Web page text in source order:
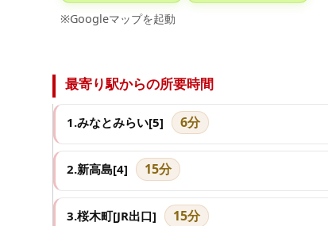
※Googleマップを起動
最寄り駅からの所要時間
1.みなとみらい[5] 6分
2.新高島[4] 15分
3.桜木町[JR出口] 15分